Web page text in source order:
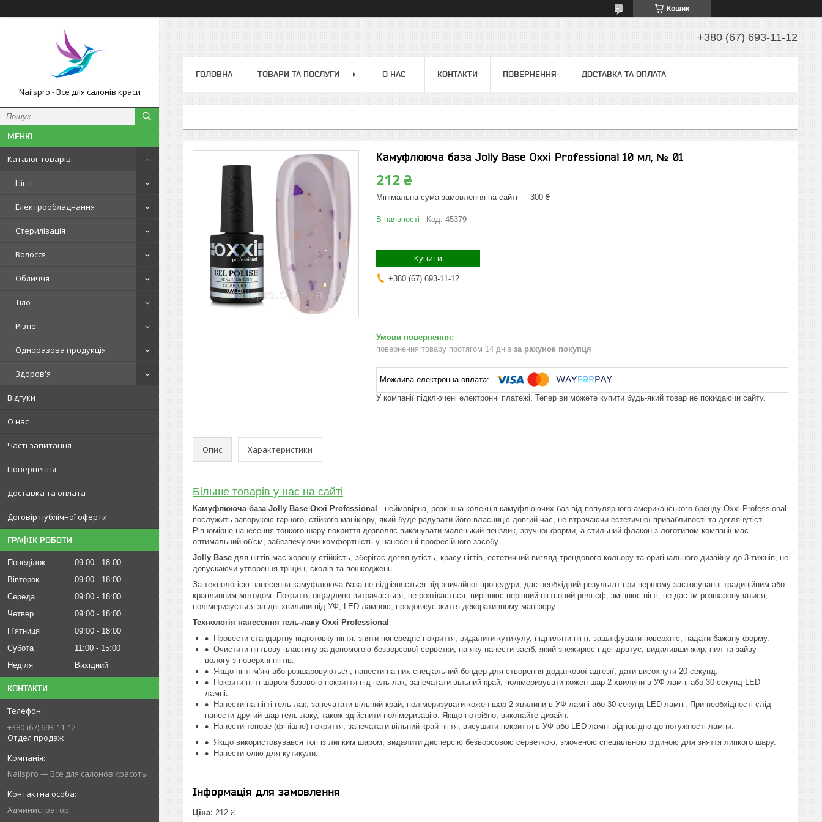
Кошик
Nailspro - Все для салонів краси
Каталог товарів:
Нігті
Електрообладнання
Стерилізація
Волосся
Обличчя
Тіло
Різне
Одноразова продукція
Здоров'я
Відгуки
О нас
Часті запитання
Повернення
Доставка та оплата
Договір публічної оферти
ГРАФІК РОБОТИ
Понеділок 09:00
18:00
Вівторок
09:00
18:00
Середа
09:00
18:00
Четвер
09:00
18:00
Пʼятниця
09:00
18:00
Субота
11:00
15:00
Неділя
Вихідний
КОНТАКТИ
+380 (67) 693-11-12
Отдел продаж
Nailspro — Все для салонов красоты
Администратор
+380 (67) 693-11-12
ГОЛОВНА ТОВАРИ ТА ПОСЛУГИ О НАС КОНТАКТИ ПОВЕРНЕННЯ ДОСТАВКА ТА ОПЛАТА
Камуфлююча база Jolly Base Oxxi Professional 10 мл, № 01
212 ₴
Мінімальна сума замовлення на сайті — 300 ₴
В наявності Код: 45379
Купити
+380 (67) 693-11-12
повернення товару протягом 14 днів за рахунок покупця
У компанії підключені електронні платежі. Тепер ви можете купити будь-який товар не покидаючи сайту.
Опис Характеристики
Більше товарів у нас на сайті
Камуфлююча база Jolly Base Oxxi Professional - неймовірна, розкішна колекція камуфлюючих баз від популярного американського бренду Oxxi Professional
послужить запорукою гарного, стійкого манікюру, який буде радувати його власницю довгий час, не втрачаючи естетичної привабливості та доглянутісті.
Рівномірне нанесення тонкого шару покриття дозволяє виконувати маленький пензлик, зручної форми, а стильний флакон з логотипом компанії має
оптимальний об'єм, забезпечуючи комфортність у нанесенні професійного засобу.
Jolly Base для нігтів має хорошу стійкість, зберігає доглянутість, красу нігтів, естетичний вигляд трендового кольору та оригінального дизайну до 3 тижнів, не
допускаючи утворення тріщин, сколів та пошкоджень.
За технологією нанесення камуфлююча база не відрізняється від звичайної процедури, дає необхідний результат при першому застосуванні традиційним або
краплинним методом. Покриття ощадливо витрачається, не розтікається, вирівнює нерівний нігтьовий рельєф, зміцнює нігті, не дає їм розшаровуватися,
полімеризується за дві хвилини під УФ, LED лампою, продовжує життя декоративному манікюру.
Технологія нанесення гель-лаку Oxxi Professional
Провести стандартну підготовку нігтя: зняти попереднє покриття, видалити кутикулу, підпиляти нігті, зашліфувати поверхню, надати бажану форму.
Очистити нігтьову пластину за допомогою безворсової серветки, на яку нанести засіб, який знежирює і дегідратує, видаливши жир, пил та зайву
вологу з поверхні нігтів.
Якщо нігті м'які або розшаровуються, нанести на них спеціальний бондер для створення додаткової адгезії, дати висохнути 20 секунд.
Покрити нігті шаром базового покриття під гель-лак, запечатати вільний край, полімеризувати кожен шар 2 хвилини в УФ лампі або 30 секунд LED
лампі.
Нанести на нігті гель-лак, запечатати вільний край, полімеризувати кожен шар 2 хвилини в УФ лампі або 30 секунд LED лампі. При необхідності слід
нанести другий шар гель-лаку, також здійснити полімеризацію. Якщо потрібно, виконайте дизайн.
Нанести топове (фінішне) покриття, запечатати вільний край нігтя, висушити покриття в УФ або LED лампі відповідно до потужності лампи.
Якщо використовувався топ із липким шаром, видалити дисперсію безворсовою серветкою, змоченою спеціальною рідиною для зняття липкого шару.
Нанести олію для кутикули.
Інформація для замовлення
Ціна: 212 ₴